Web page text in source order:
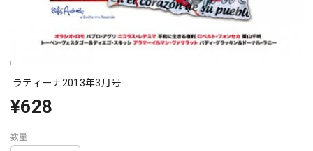
ラティーナ2013年3月号
¥628
数量